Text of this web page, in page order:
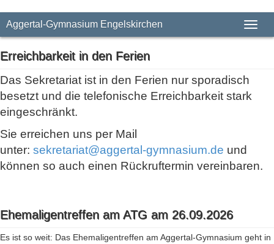
Aggertal-Gymnasium Engelskirchen
Erreichbarkeit in den Ferien
Das Sekretariat ist in den Ferien nur sporadisch
besetzt und die telefonische Erreichbarkeit stark
eingeschränkt.
Sie erreichen uns per Mail
unter: sekretariat@aggertal-gymnasium.de und
können so auch einen Rückruftermin vereinbaren.
Ehemaligentreffen am ATG am 26.09.2026
Es ist so weit: Das Ehemaligentreffen am Aggertal-Gymnasium geht in